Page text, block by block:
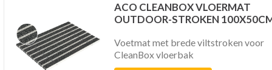
ACO CLEANBOX VLOERMAT
OUTDOOR-STROKEN
Voetmat met brede viltstroken voor
CleanBox vloerbak